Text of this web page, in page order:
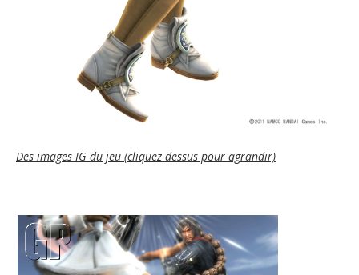
Des images IG du jeu (cliquez dessus pour agrandir)